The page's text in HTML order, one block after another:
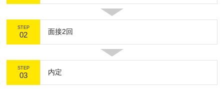
STEP
02 面接2回
STEP
03 内定